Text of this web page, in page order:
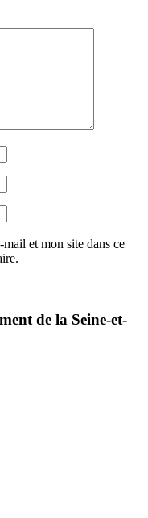
et mon site dans ce
de la Seine-et-